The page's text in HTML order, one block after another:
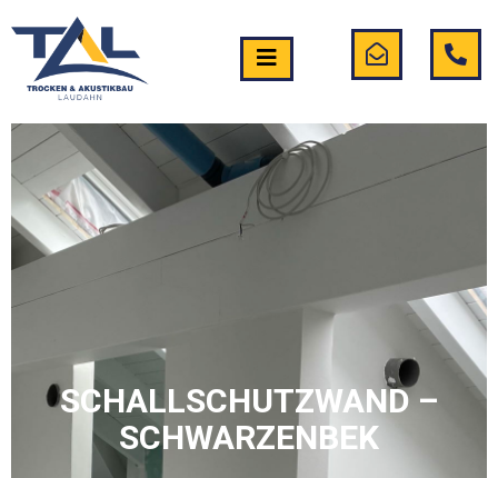
SCHALLSCHUTZWAND –
SCHWARZENBEK